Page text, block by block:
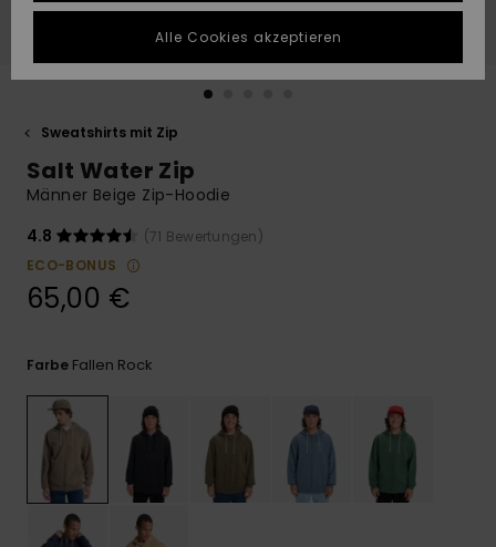
um die
schnellste
Antwort auf Ihre
erhalten.
Finden Sie
die häufigsten
Fragen sowie
QUIKSILVER APP
WUNSCHLISTE
Sweatshirts mit Zip
Salt Water Zip
Männer Beige Zip-Hoodie
4.8
(71 Bewertungen)
ECO-BONUS
65,00 €
Farbe Fallen Rock
Alle Cookies akzeptieren